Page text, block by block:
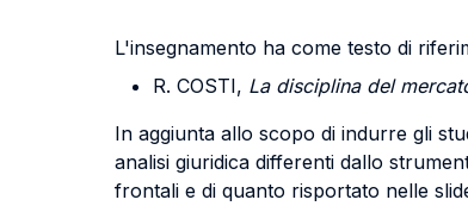
L'insegnamento ha come testo di
R. COSTI, La disciplina del
In aggiunta allo scopo di indurre gli
analisi giuridica differenti dallo
frontali e di quanto risportato nelle